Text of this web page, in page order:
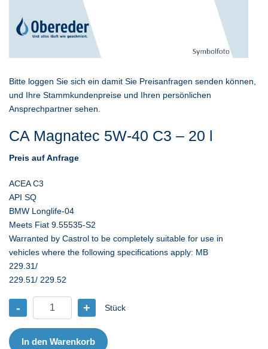
CA Magnatec 5W-40 C3 – 20 l
Preis auf Anfrage
ACEA C3
API SQ
BMW Longlife-04
Meets Fiat 9.55535-S2
Warranted by Castrol to be completely suitable for use in
vehicles where the following specifications apply: MB
229.31/
229.51/ 229.52
CA
Magnatec
5W-
- + Stück
In den Warenkorb
Bitte loggen Sie sich ein damit Sie Preisanfragen senden können,
und Ihre Stammkundenpreise und Ihren persönlichen
Ansprechpartner sehen.